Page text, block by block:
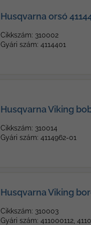
Husqvarna orsó
Cikkszám: 310002
Gyári szám: 4114401
Husqvarna Viking
Cikkszám: 310014
Gyári szám: 4114962-01
Husqvarna Viking
Cikkszám: 310003
Gyári szám: 411000112,